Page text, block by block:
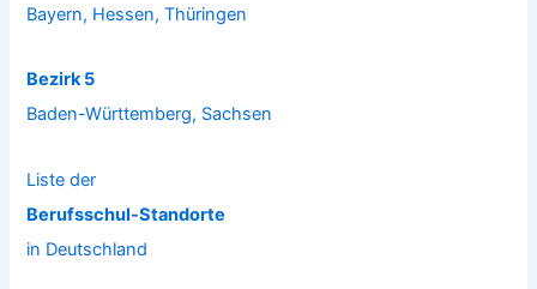
Bayern, Hessen, Thüringen
Bezirk 5
Baden-Württemberg, Sachsen
Liste der
Berufsschul-Standorte
in Deutschland